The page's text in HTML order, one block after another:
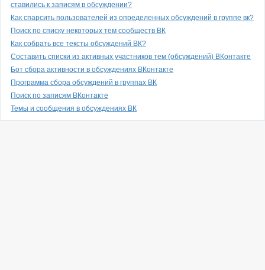
ставились к записям в обсуждении?
Как спарсить пользователей из определенных обсуждений в группе вк?
Поиск по списку некоторых тем сообществ ВК
Как собрать все тексты обсуждений ВК?
Составить списки из активных участников тем (обсуждений) ВКонтакте
Бот сбора активности в обсуждениях ВКонтакте
Программа сбора обсуждений в группах ВК
Поиск по записям ВКонтакте
Темы и сообщения в обсуждениях ВК